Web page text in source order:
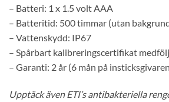
– Batteri: 1 x 1.5 volt AAA
– Batteritid: 500 timmar (utan
– Vattenskydd: IP67
– Spårbart kalibreringscertifikat
– Garanti: 2 år (6 mån på
Upptäck även ETI’s antibakteriella